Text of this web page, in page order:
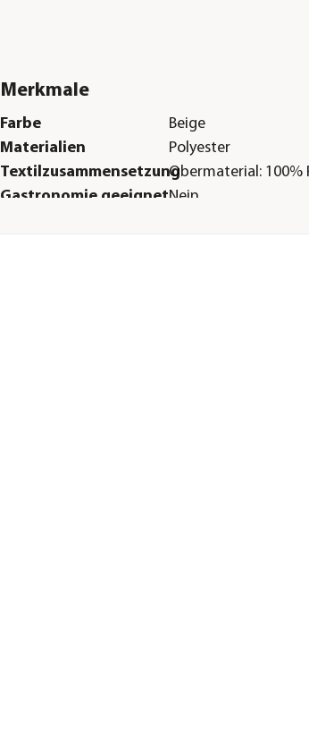
Merkmale
Farbe
Beige
Materialien
Polyester
TextilzusammensetzungObermaterial: 100%
Gastronomie geeignetNein